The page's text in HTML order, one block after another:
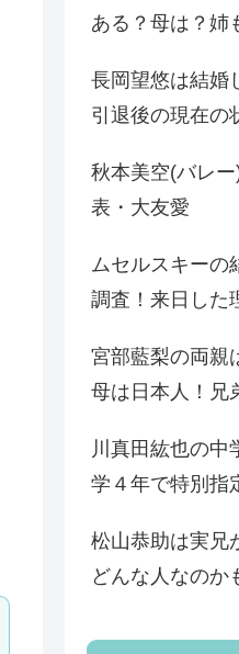
ある？母は？姉
長岡望悠は結婚
引退後の現在の
秋本美空(バレ
表・大友愛
ムセルスキーの
調査！来日した
宮部藍梨の両親
母は日本人！兄
川真田紘也の中
学４年で特別指
松山恭助は実兄
どんな人なのか